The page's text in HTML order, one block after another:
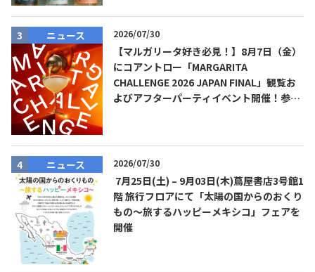
ニュース 2026/07/30
【マルガリータ好き必見！】8月7日（金）
にコアントロー「MARGARITA
CHALLENGE 2026 JAPAN FINAL」観覧お
よびアフターパーティイベント開催！参加
ニュース 2026/07/30
7月25日(土) – 9月03日(木)蔦屋書店3号館1
階 旅行フロアにて「太陽の国からのおくり
もの～旅するハッピーメキシコ」フェアを
開催